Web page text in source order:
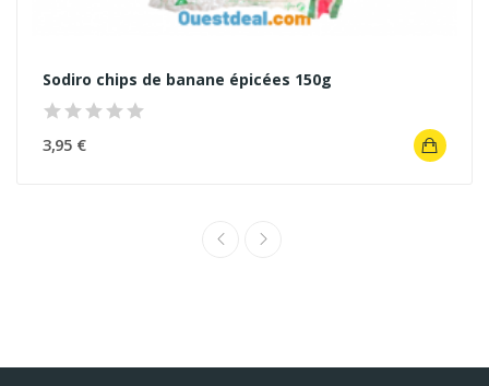
Sodiro chips de banane épicées 150g
3,95 €